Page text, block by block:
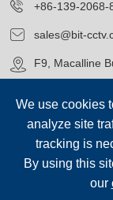
+86-139-2068-
sales@bit-
F9, Macalline
Blue
We use cookies
analyze site
tracking is
By using this
our